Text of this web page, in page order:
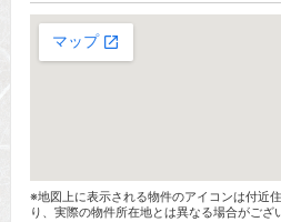
※地図上に表示される物件のアイコンは付近
り、実際の物件所在地とは異なる場合がござ